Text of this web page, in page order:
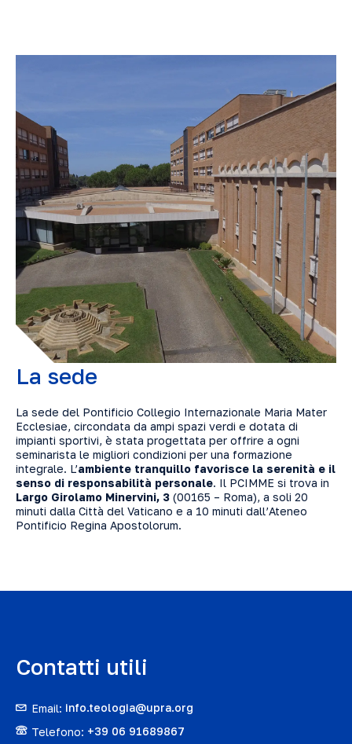
La sede
La sede del Pontificio Collegio Internazionale Maria Mater
Ecclesiae, circondata da ampi spazi verdi e dotata di
impianti sportivi, è stata progettata per offrire a ogni
seminarista le migliori condizioni per una formazione
integrale. L’ambiente tranquillo favorisce la serenità e il
senso di responsabilità personale. Il PCIMME si trova in
Largo Girolamo Minervini, 3 (00165 – Roma), a soli 20
minuti dalla Città del Vaticano e a 10 minuti dall’Ateneo
Pontificio Regina Apostolorum.
Contatti utili
Email: info.teologia@upra.org
Telefono: +39 06 91689867